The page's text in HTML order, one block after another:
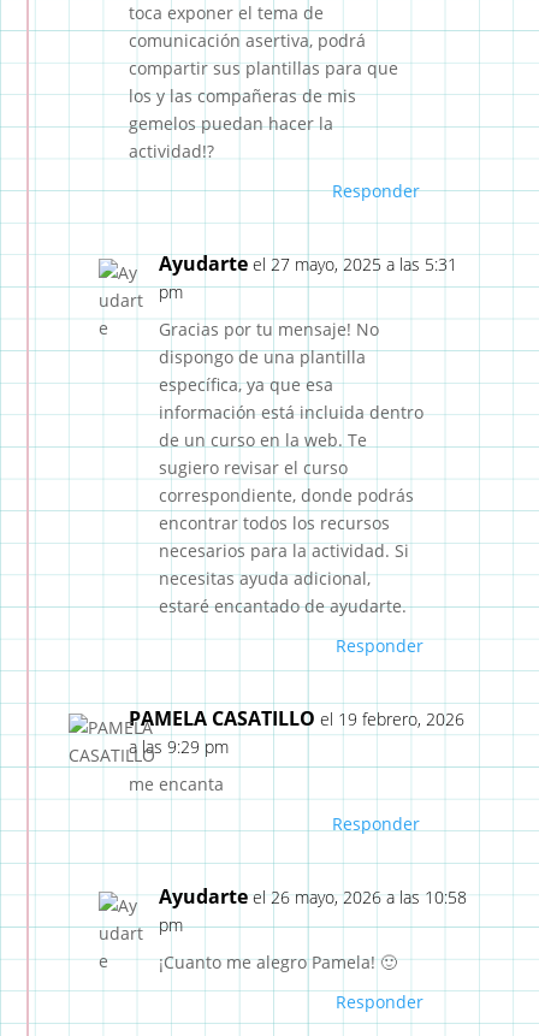
toca exponer el tema de
comunicación asertiva, podrá
compartir sus plantillas para que
los y las compañeras de mis
gemelos puedan hacer la
actividad!?
Responder
Ayudarte el 27 mayo, 2025 a las 5:31
pm
Gracias por tu mensaje! No
dispongo de una plantilla
específica, ya que esa
información está incluida dentro
de un curso en la web. Te
sugiero revisar el curso
correspondiente, donde podrás
encontrar todos los recursos
necesarios para la actividad. Si
necesitas ayuda adicional,
estaré encantado de ayudarte.
Responder
PAMELA CASATILLO el 19 febrero, 2026
a las 9:29 pm
me encanta
Responder
Ayudarte el 26 mayo, 2026 a las 10:58
pm
¡Cuanto me alegro Pamela! 🙂
Responder